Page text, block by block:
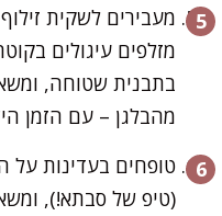
בתבנית שטוחה,
מהבלגן – עם הזמן
טופחים בעדינות על
(טיפ של סבתא!),